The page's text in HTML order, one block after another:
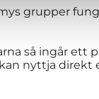
grupper
så ingår
nyttja